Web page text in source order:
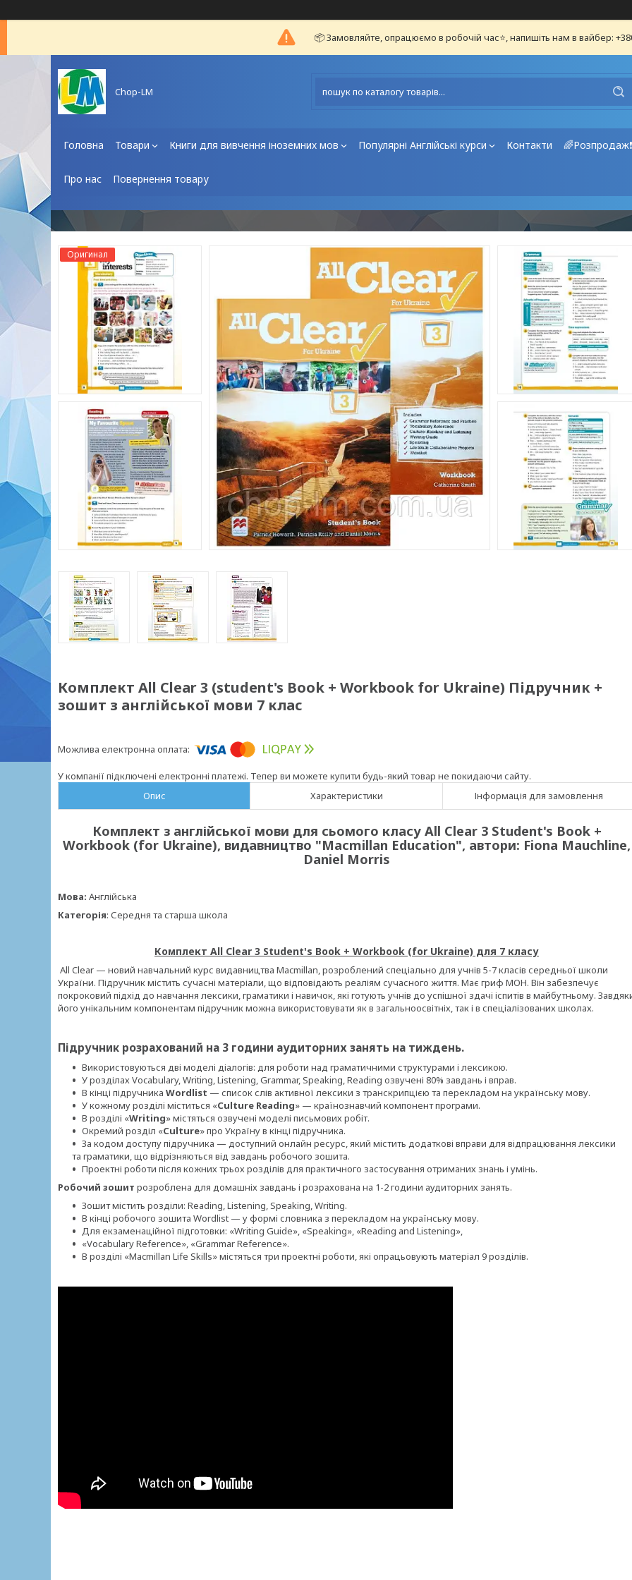
📦 Замовляйте, опрацюємо в робочій час⭐, напишіть нам в вайбер:
Chop-LM
Головна Товари Книги для вивчення іноземних мов Популярні Англійські курси Контакти 🌈Розпродаж❗
Про нас Повернення товару
Оригинал
Комплект All Clear 3 (student's Book + Workbook for Ukraine) Підручник +
зошит з англійської мови 7 клас
У компанії підключені електронні платежі. Тепер ви можете купити будь-який товар не покидаючи сайту.
Опис
Характеристики Інформація для замовлення
Комплект з англійської мови для сьомого класу All Clear 3 Student's Book +
Workbook (for Ukraine), видавництво "Macmillan Education", автори: Fiona Mauchline,
Daniel Morris
Мова: Англійська
Категорія: Середня та старша школа
Комплект All Clear 3 Student's Book + Workbook (for Ukraine) для 7 класу
All Clear — новий навчальний курс видавництва Macmillan, розроблений спеціально для учнів 5-7 класів середньої школи
України. Підручник містить сучасні матеріали, що відповідають реаліям сучасного життя. Має гриф МОН. Він забезпечує
покроковий підхід до навчання лексики, граматики і навичок, які готують учнів до успішної здачі іспитів в майбутньому.
його унікальним компонентам підручник можна використовувати як в загальноосвітніх, так і в спеціалізованих школах.
Підручник розрахований на 3 години аудиторних занять на тиждень.
Використовуються дві моделі діалогів: для роботи над граматичними структурами і лексикою.
У розділах Vocabulary, Writing, Listening, Grammar, Speaking, Reading озвучені 80% завдань і вправ.
В кінці підручника Wordlist — список слів активної лексики з транскрипцією та перекладом на українську мову.
У кожному розділі міститься «Culture Reading» — країнознавчий компонент програми.
В розділі «Writing» містяться озвучені моделі письмових робіт.
Окремий розділ «Culture» про Україну в кінці підручника.
За кодом доступу підручника — доступний онлайн ресурс, який містить додаткові вправи для відпрацювання лексики
та граматики, що відрізняються від завдань робочого зошита.
Проектні роботи після кожних трьох розділів для практичного застосування отриманих знань і умінь.
Робочий зошит розроблена для домашніх завдань і розрахована на 1-2 години аудиторних занять.
Зошит містить розділи: Reading, Listening, Speaking, Writing.
В кінці робочого зошита Wordlist — у формі словника з перекладом на українську мову.
Для екзаменаційної підготовки: «Writing Guide», «Speaking», «Reading and Listening»,
«Vocabulary Reference», «Grammar Reference».
В розділі «Macmillan Life Skills» містяться три проектні роботи, які опрацьовують матеріал 9 розділів.